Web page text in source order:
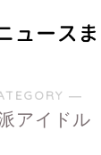
―
アイドル